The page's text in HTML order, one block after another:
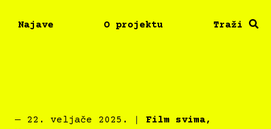
Najave O projektu Traži
― 22. veljače 2025. Film svima,